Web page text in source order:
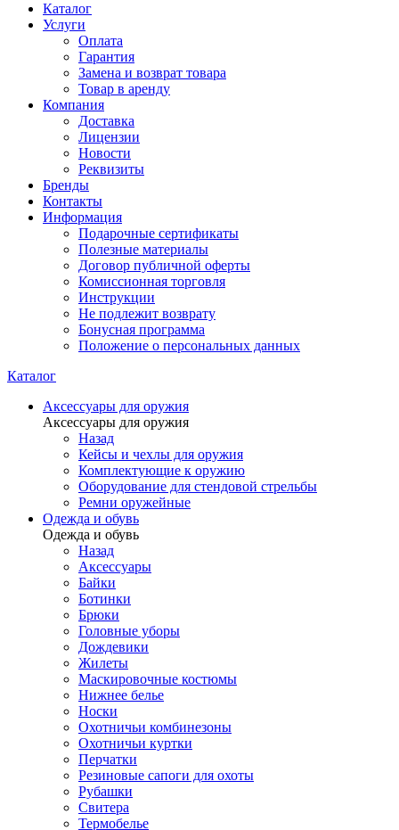
Каталог
Услуги
Оплата
Гарантия
Замена и возврат товара
Товар в аренду
Компания
Доставка
Лицензии
Новости
Реквизиты
Бренды
Контакты
Информация
Подарочные сертификаты
Полезные материалы
Договор публичной оферты
Комиссионная торговля
Инструкции
Не подлежит возврату
Бонусная программа
Положение о персональных данных
Каталог
Аксессуары для оружия
Аксессуары для оружия
Назад
Кейсы и чехлы для оружия
Комплектующие к оружию
Оборудование для стендовой стрельбы
Ремни оружейные
Одежда и обувь
Одежда и обувь
Назад
Аксессуары
Байки
Ботинки
Брюки
Головные уборы
Дождевики
Жилеты
Маскировочные костюмы
Нижнее белье
Носки
Охотничьи комбинезоны
Охотничьи куртки
Перчатки
Резиновые сапоги для охоты
Рубашки
Свитера
Термобелье